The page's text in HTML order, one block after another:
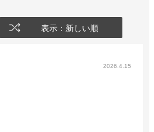
表示：新しい順
2026.4.15